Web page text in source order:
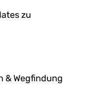
zu
& Wegfindung